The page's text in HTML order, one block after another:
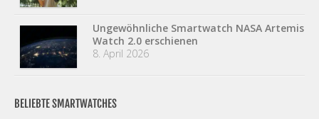
Ungewöhnliche Smartwatch NASA Artemis
Watch 2.0 erschienen
8. April 2026
BELIEBTE SMARTWATCHES